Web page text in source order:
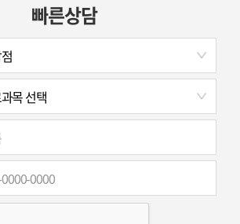
빠른상담